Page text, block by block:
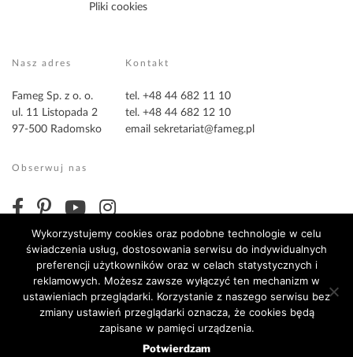
Pliki cookies
Nasz adres
Fameg Sp. z o. o.
ul. 11 Listopada 2
97-500 Radomsko
Kontakt
tel. +48 44 682 11 10
tel. +48 44 682 12 10
email sekretariat@fameg.pl
Obserwuj nas
Copyright ©2026 Fameg. Wszystkie prawa zastrzeżone
Wykorzystujemy cookies oraz podobne technologie w celu
świadczenia usług, dostosowania serwisu do indywidualnych
preferencji użytkowników oraz w celach statystycznych i
reklamowych. Możesz zawsze wyłączyć ten mechanizm w
ustawieniach przeglądarki. Korzystanie z naszego serwisu bez
zmiany ustawień przeglądarki oznacza, że cookies będą
zapisane w pamięci urządzenia.
Potwierdzam